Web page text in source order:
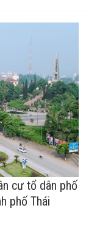
cư tổ dân phố
phố Thái